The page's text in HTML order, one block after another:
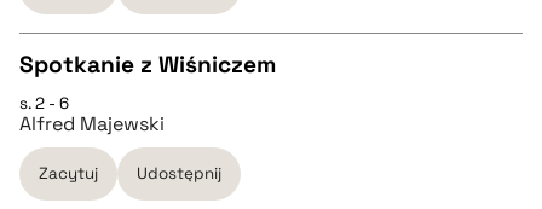
pobierz cytat
BIBTEX
pobierz cytat
CZYSTY TEKST
pobierz cytat
Spotkanie z Wiśniczem
s. 2 - 6
Alfred Majewski
Zacytuj Udostępnij